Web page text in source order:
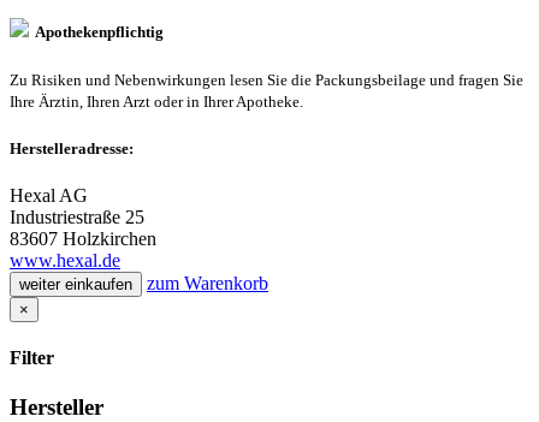
Apothekenpflichtig
Zu Risiken und Nebenwirkungen lesen Sie die Packungsbeilage und fragen Sie
Ihre Ärztin, Ihren Arzt oder in Ihrer Apotheke.
Herstelleradresse:
Hexal AG
Industriestraße 25
83607 Holzkirchen
www.hexal.de
weiter einkaufen zum Warenkorb
×
Filter
Hersteller